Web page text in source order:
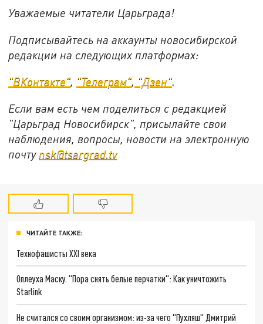
Уважаемые читатели Царьграда!
Подписывайтесь на аккаунты новосибирской
редакции на следующих платформах:
"ВКонтакте", "Телеграм", "Дзен".
Если вам есть чем поделиться с редакцией
"Царьград Новосибирск", присылайте свои
наблюдения, вопросы, новости на электронную
почту nsk@tsargrad.tv
ЧИТАЙТЕ ТАКЖЕ:
Технофашисты XXI века
Оплеуха Маску. "Пора снять белые перчатки": Как уничтожить
Starlink
Не считался со своим организмом: из-за чего "Пухляш" Дмитрий